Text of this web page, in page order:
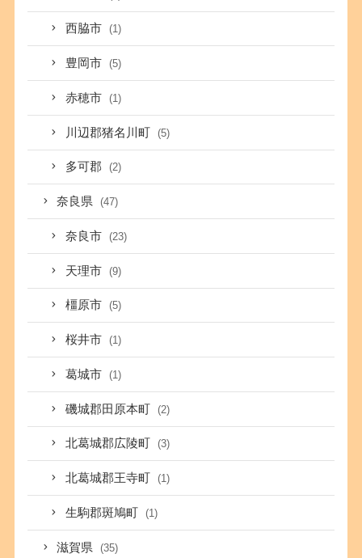
西脇市 (1)
豊岡市 (5)
赤穂市 (1)
川辺郡猪名川町 (5)
多可郡 (2)
奈良県 (47)
奈良市 (23)
天理市 (9)
橿原市 (5)
桜井市 (1)
葛城市 (1)
磯城郡田原本町 (2)
北葛城郡広陵町 (3)
北葛城郡王寺町 (1)
生駒郡斑鳩町 (1)
滋賀県 (35)